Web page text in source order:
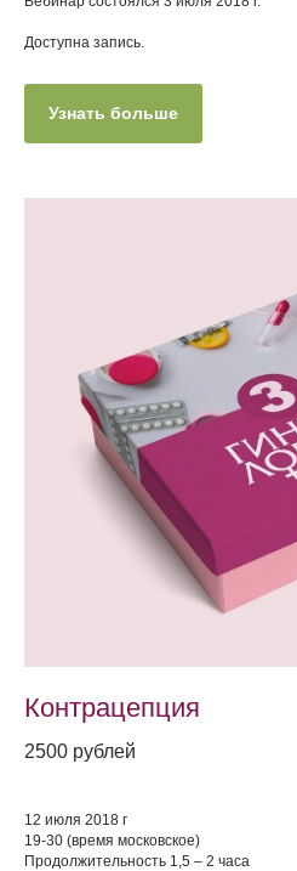
Доступна запись.
Узнать больше
Контрацепция
2500 рублей
12 июля 2018 г
19-30 (время московское)
Продолжительность 1,5 – 2 часа